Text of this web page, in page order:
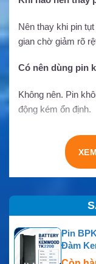
Nên thay khi pin
gian chờ giảm rõ
Có nên dùng pin
Không nên. Pin
động kém ổn định.
Pin
Đàm